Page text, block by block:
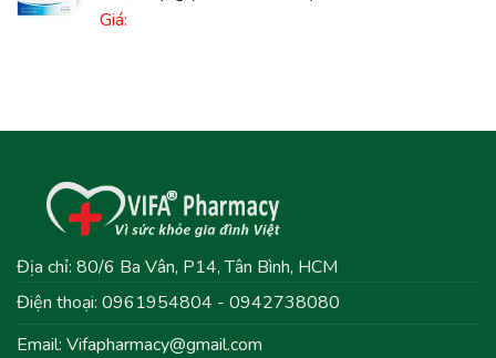
Giá:
Địa chỉ: 80/6 Ba Vân, P14, Tân Bình, HCM
Điện thoại: 0961954804 - 0942738080
Email: Vifapharmacy@gmail.com